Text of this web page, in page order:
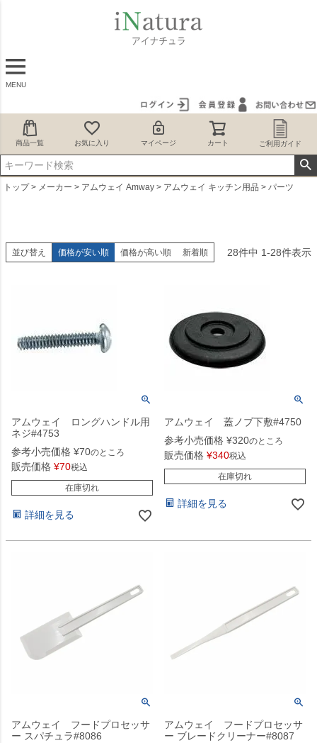
MENU
商品一覧 お気に入り マイページ カート ご利用ガイド
トップ メーカー アムウェイ Amway アムウェイ キッチン用品 パーツ
並び替え 価格が安い順 価格が高い順 新着順 28件中 1-28件表示
アムウェイ ロングハンドル用
ネジ#4753
参考小売価格 ¥70のところ
販売価格 ¥70税込
在庫切れ
詳細を見る
アムウェイ 蓋ノブ下敷#4750
参考小売価格 ¥320のところ
販売価格 ¥340税込
在庫切れ
詳細を見る
アムウェイ フードプロセッサ
ー スパチュラ#8086
アムウェイ フードプロセッサ
ー ブレードクリーナー#8087